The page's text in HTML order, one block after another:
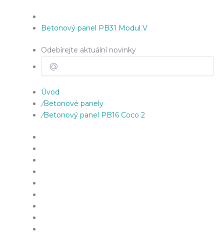
Betonový panel PB31 Modul V
Odebírejte aktuální novinky
Úvod
/Betonové panely
/Betonový panel PB16 Coco 2